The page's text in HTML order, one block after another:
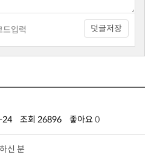
덧글저장
24 조회 26896 좋아요 0
신 분